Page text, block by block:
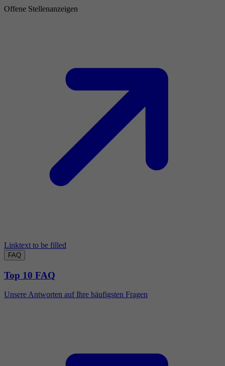
Offene Stellenanzeigen
Linktext to be filled
FAQ
Top 10 FAQ
Unsere Antworten auf Ihre häufigsten Fragen